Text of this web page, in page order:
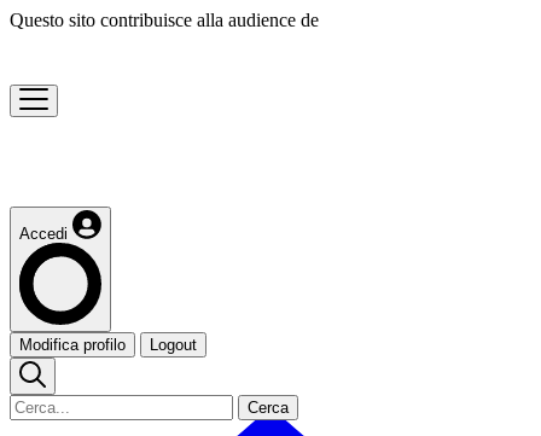
Questo sito contribuisce alla audience de
Accedi
Modifica profilo Logout
Cerca